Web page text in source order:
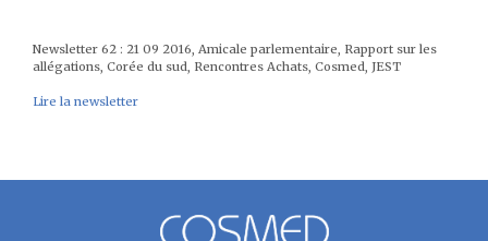
Newsletter 62 : 21 09 2016, Amicale parlementaire, Rapport sur les
allégations, Corée du sud, Rencontres Achats, Cosmed, JEST
Lire la newsletter